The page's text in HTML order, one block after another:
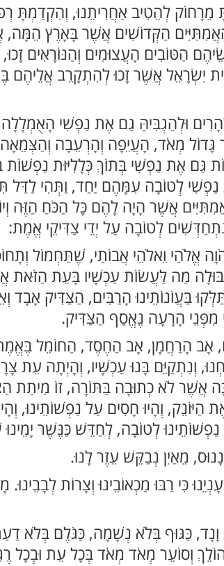
לְהֵטִיב אַחֲרִיתֵנוּ, וְהִקְדַמְתָּ
הַקְּדוֹשִׁים אֲשֶׁר בָּאָרֶץ
הַטּוֹבִים הָעֲצוּמִים וְהַנּוֹרָאִים
יִשְׂרָאֵל אֲשֶׁר זָכוּ לְהִתְקָרֵב
לְהָרִים וּלְהַגְבִּיהַּ גַם אֶת נַפְשִׁי
גָּדוֹל מְאֹד, הָעֲיֵפָה וְהָרְעֵבָה
גַּם אֶת נַפְשִׁי בְּתוֹךְ כְּלָלִיּוּת נַפְשׁוֹת
לְטוֹבָה עִמָּהֶם יַחַד, וַתְּהִי לַדַּל
אֲשֶׁר הָיָה לָהֶם כָּל הַכֹּחַ הַזֶּה
לְטוֹבָה עַל יְדֵי צַדִּיקֵי אֱמֶת:
אֱלֹהַי וֵאלֹהֵי אֲבוֹתַי, שֶׁתַּחְמוֹל
מַה לַּעֲשׂוֹת עַכְשָׁיו בָּעֵת הַזֹּאת
בַּעֲוֹנוֹתֵינוּ הָרַבִּים, הַצַּדִּיק אָבָד
מִפְּנֵי הָרָעָה נֶאֱסַף הַצַּדִּיק.
הָרַחֲמָן, אָב הַחֶסֶד, הַחוֹמֵל
וְנִתְקַיֵּם בָּנוּ עַכְשָׁיו, וְהָיְתָה עֵת
אֲשֶׁר לֹא כְתוּבָה בַּתּוֹרָה, זוֹ מִיתַת
הַיּוֹנֵק, וְהָיוּ חָסִים עַל נַפְשׁוֹתֵינוּ,
לְטוֹבָה, לְחַדֵּשׁ כַּנֶּשֶׁר
מֵאַיִן נְבַקֵּשׁ עֵזֶר לָנוּ.
כִּי רַבּוּ מַכְאוֹבֵינוּ וְצָרוֹת
וָנָד, כַּגּוּף בְּלֹא נְשָׁמָה, כַּגֹּלֶם בְּלֹא
וְסוֹעֵר מְאֹד מְאֹד בְּכָל עֵת וּבְכָל